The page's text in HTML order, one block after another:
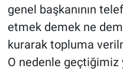
genel başkanının
etmek demek ne
kurarak topluma
O nedenle geçtiğimiz